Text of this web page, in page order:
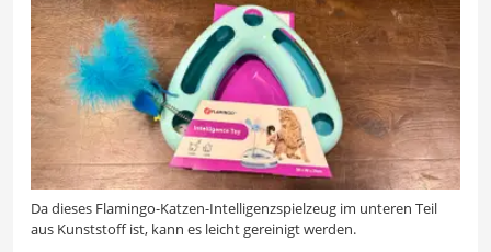
Da dieses Flamingo-Katzen-Intelligenzspielzeug im unteren Teil
aus Kunststoff ist, kann es leicht gereinigt werden.